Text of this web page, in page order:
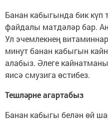
Банан кабыгында бик күп
файдалы матдәләр бар.
Ул эчемлекнең
минут банан кабыгын
алабыз. Әлеге
яисә смузига өстибез.
Тешләрне агартабыз
Банан кабыгы белән өй